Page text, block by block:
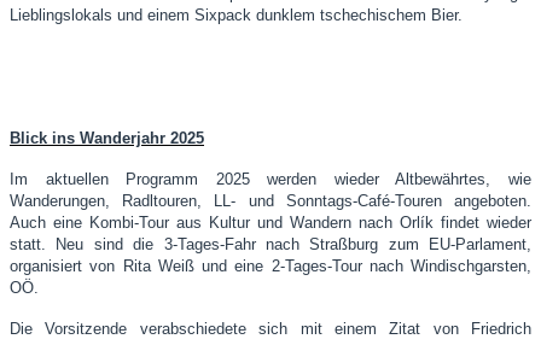
Lieblingslokals und einem Sixpack dunklem tschechischem Bier.
Blick ins Wanderjahr 2025
Im aktuellen Programm 2025 werden wieder Altbewährtes, wie
Wanderungen, Radltouren, LL- und Sonntags-Café-Touren angeboten.
Auch eine Kombi-Tour aus Kultur und Wandern nach Orlík findet wieder
statt. Neu sind die 3-Tages-Fahr nach Straßburg zum EU-Parlament,
organisiert von Rita Weiß und eine 2-Tages-Tour nach Windischgarsten,
OÖ.
Die Vorsitzende verabschiedete sich mit einem Zitat von Friedrich